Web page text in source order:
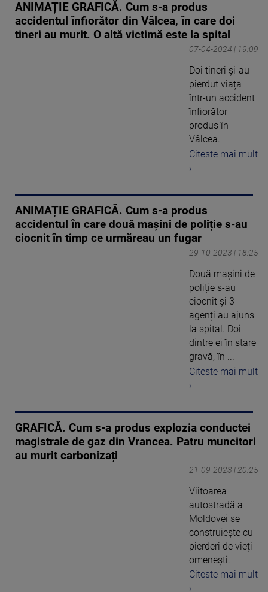
ANIMAȚIE GRAFICĂ. Cum s-a produs
accidentul înfiorător din Vâlcea, în care doi
tineri au murit. O altă victimă este la spital
07-04-2024 | 19:09
Doi tineri și-au
pierdut viața
într-un accident
înfiorător
produs în
Vâlcea.
Citeste mai mult
›
ANIMAȚIE GRAFICĂ. Cum s-a produs
accidentul în care două mașini de poliție s-au
ciocnit în timp ce urmăreau un fugar
29-10-2023 | 18:25
Două mașini de
poliție s-au
ciocnit și 3
agenți au ajuns
la spital. Doi
dintre ei în stare
gravă, în ...
Citeste mai mult
›
GRAFICĂ. Cum s-a produs explozia conductei
magistrale de gaz din Vrancea. Patru muncitori
au murit carbonizați
21-09-2023 | 20:25
Viitoarea
autostradă a
Moldovei se
construiește cu
pierderi de vieți
omenești.
Citeste mai mult
›